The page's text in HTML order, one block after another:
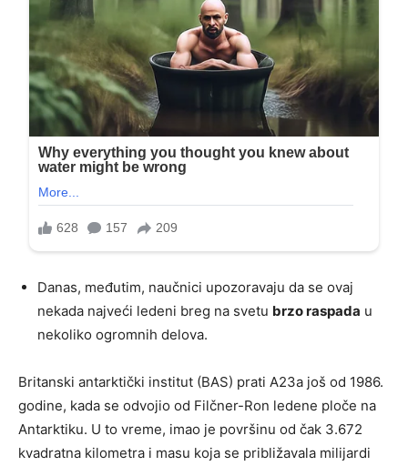
Danas, međutim, naučnici upozoravaju da se ovaj
nekada najveći ledeni breg na svetu brzo raspada u
nekoliko ogromnih delova.
Britanski antarktički institut (BAS) prati A23a još od 1986.
godine, kada se odvojio od Filčner-Ron ledene ploče na
Antarktiku. U to vreme, imao je površinu od čak 3.672
kvadratna kilometra i masu koja se približavala milijardi